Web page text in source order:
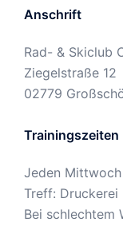
Anschrift
Rad- & Skiclub
Ziegelstraße 12
02779
Trainingszeiten
Jeden Mittwoch
Treff: Druckerei
Bei schlechtem